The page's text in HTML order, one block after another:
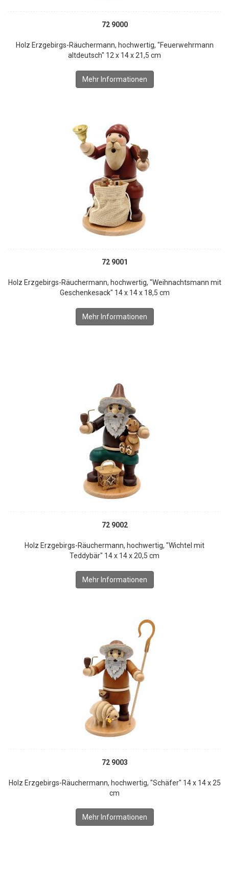
72 9000
Holz Erzgebirgs-Räuchermann, hochwertig, "Feuerwehrmann
altdeutsch" 12 x 14 x 21,5 cm
Mehr Informationen
72 9001
Holz Erzgebirgs-Räuchermann, hochwertig, "Weihnachtsmann mit
Geschenkesack" 14 x 14 x 18,5 cm
Mehr Informationen
72 9002
Holz Erzgebirgs-Räuchermann, hochwertig, "Wichtel mit
Teddybär" 14 x 14 x 20,5 cm
Mehr Informationen
72 9003
Holz Erzgebirgs-Räuchermann, hochwertig, "Schäfer" 14 x 14 x 25
cm
Mehr Informationen